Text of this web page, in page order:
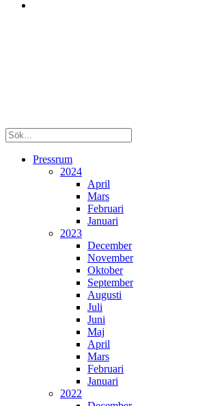
Pressrum
2024
April
Mars
Februari
Januari
2023
December
November
Oktober
September
Augusti
Juli
Juni
Maj
April
Mars
Februari
Januari
2022